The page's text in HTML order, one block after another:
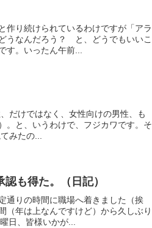
作り続けられているわけですが「アラ
うなんだろう？ と、どうでもいいこ
す。いったん午前...
だけではなく、女性向けの男性、も
。と、いうわけで、フジカワです。そ
みたの...
も得た。（日記）
通りの時間に職場へ着きました（挨
（年は上なんですけど）から久しぶり
日、皆様いかが...